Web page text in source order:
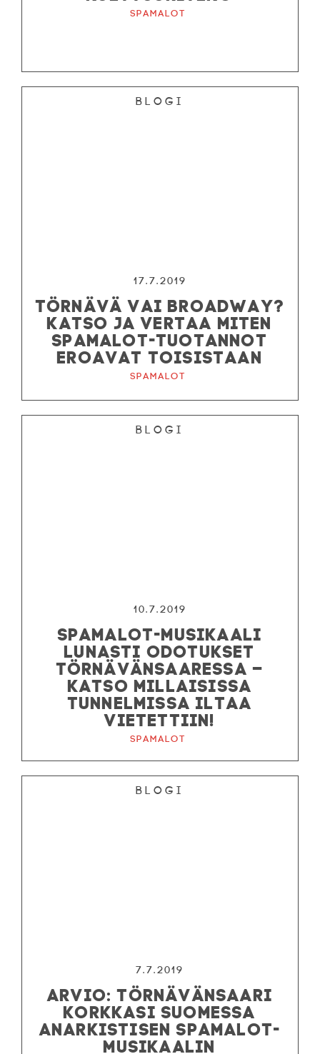
Spamalot
Blogi
17.7.2019
TÖRNÄVÄ VAI BROADWAY?
KATSO JA VERTAA MITEN
SPAMALOT-TUOTANNOT
EROAVAT TOISISTAAN
Spamalot
Blogi
10.7.2019
SPAMALOT-MUSIKAALI
LUNASTI ODOTUKSET
TÖRNÄVÄNSAARESSA –
KATSO MILLAISISSA
TUNNELMISSA ILTAA
VIETETTIIN!
Spamalot
Blogi
7.7.2019
ARVIO: TÖRNÄVÄNSAARI
KORKKASI SUOMESSA
ANARKISTISEN SPAMALOT-
MUSIKAALIN